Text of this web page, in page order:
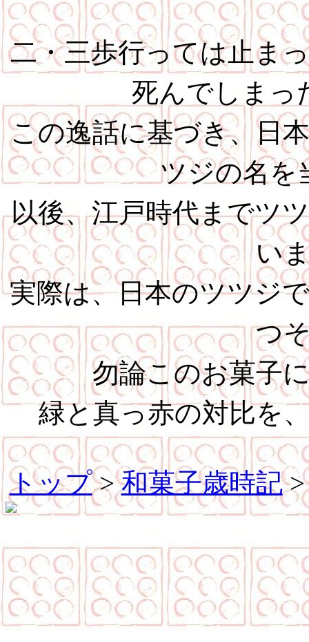
二・三歩行っては止ま
死んでしまっ
この逸話に基づき、日
ツジの名を
以後、江戸時代までツ
い
実際は、日本のツツジ
つ
勿論このお菓子
緑と真っ赤の対比を
トップ>和菓子歳時記